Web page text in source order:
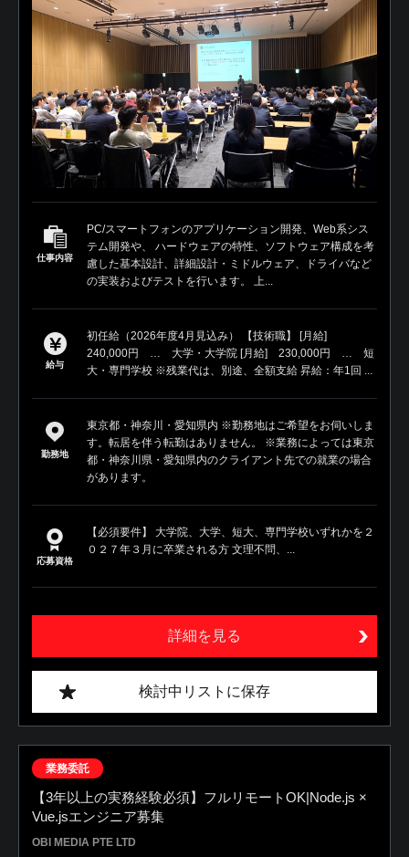
仕事内容
PC/スマートフォンのアプリケーション開発、Web系シス
テム開発や、 ハードウェアの特性、ソフトウェア構成を考
慮した基本設計、詳細設計・ミドルウェア、ドライバなど
の実装およびテストを行います。 上...
給与
初任給（2026年度4月見込み） 【技術職】 [月給]
240,000円 … 大学・大学院 [月給] 230,000円 … 短
大・専門学校 ※残業代は、別途、全額支給 昇給：年1回 ...
勤務地
東京都・神奈川・愛知県内 ※勤務地はご希望をお伺いしま
す。転居を伴う転勤はありません。 ※業務によっては東京
都・神奈川県・愛知県内のクライアント先での就業の場合
があります。
応募資格
【必須要件】 大学院、大学、短大、専門学校いずれかを２
０２７年３月に卒業される方 文理不問、...
詳細を見る
検討中リストに保存
業務委託
【3年以上の実務経験必須】フルリモートOK|Node.js ×
Vue.jsエンジニア募集
OBI MEDIA PTE LTD